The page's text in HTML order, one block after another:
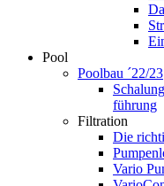
Pool
Poolbau ´22/23
führung
Filtration
Die
Vario